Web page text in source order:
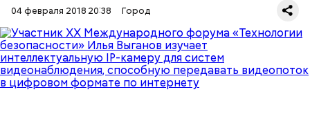
04 февраля 2018 20:38 Город